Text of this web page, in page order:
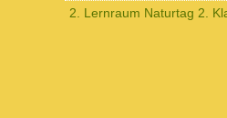
2. Lernraum Naturtag 2.